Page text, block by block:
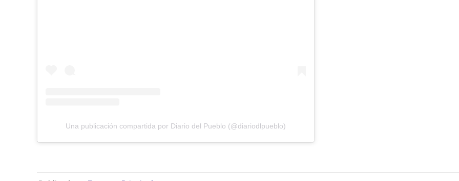
Una publicación compartida por Diario del Pueblo (@diariodlpueblo)